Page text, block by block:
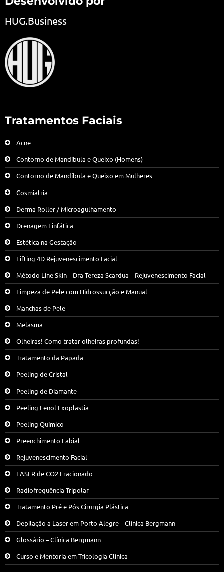
HUG.Business
Tratamentos Faciais
Acne
Contorno de Mandíbula e Queixo (Homens)
Contorno de Mandíbula e Queixo em Mulheres
Cosmiatria
Derma Roller / Microagulhamento
Drenagem Linfática
Estética na Gestação
Lifting 4D Rejuvenescimento Facial
Método Line Skin – Dra Tereza Scardua – Rejuvenescimento Facial
Limpeza de Pele com Hidrossucção e Manual
Manchas de Pele
Melasma
Olheiras! Como tratar olheiras profundas!
Tratamento da Papada
Peeling de Cristal
Peeling de Diamante
Peeling Fenol Exoplastia
Peeling Químico
Preenchimento Labial
Rejuvenescimento Facial
LASER de CO2 Fracionado
Radiofrequência Tripolar
Tratamento Pré e Pós Cirurgia Plástica
Depilação a Laser em Porto Alegre – Clínica Bergmann
Glossário – Clínica Bergmann
Curso e Mentoria em Tricologia Clínica